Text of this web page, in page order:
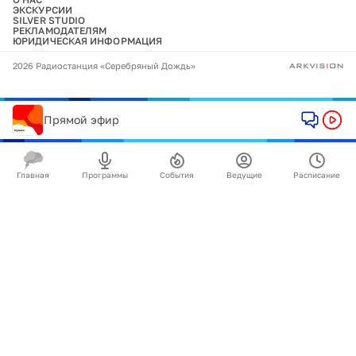
ЭКСКУРСИИ
SILVER STUDIO
РЕКЛАМОДАТЕЛЯМ
ЮРИДИЧЕСКАЯ ИНФОРМАЦИЯ
2026 Радиостанция «Серебряный Дождь»
Прямой эфир
Главная Программы События Ведущие Расписание